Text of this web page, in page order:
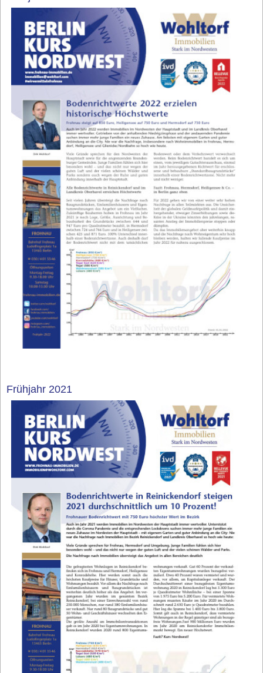
Frühjahr 2021